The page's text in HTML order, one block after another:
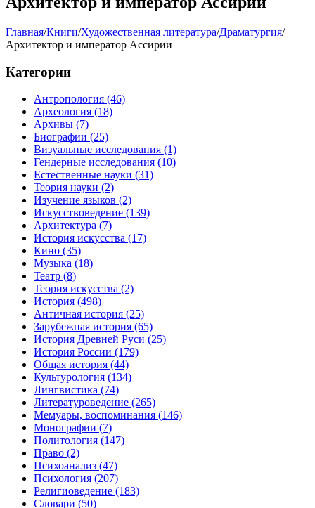
Главная/Книги/Художественная литература/Драматургия/
Архитектор и император Ассирии
Категории
Антропология (46)
Археология (18)
Архивы (7)
Биографии (25)
Визуальные исследования (1)
Гендерные исследования (10)
Естественные науки (31)
Теория науки (2)
Изучение языков (2)
Искусствоведение (139)
Архитектура (7)
История искусства (17)
Кино (35)
Музыка (18)
Театр (8)
Теория искусства (2)
История (498)
Античная история (25)
Зарубежная история (65)
История Древней Руси (25)
История России (179)
Общая история (44)
Культурология (134)
Лингвистика (74)
Литературоведение (265)
Мемуары, воспоминания (146)
Монографии (7)
Политология (147)
Право (2)
Психоанализ (47)
Психология (207)
Религиоведение (183)
Словари (50)